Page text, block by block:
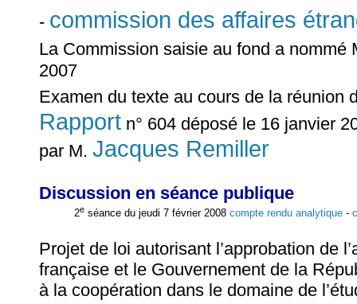
- commission des affaires
La Commission saisie au fond a nommé
2007
Examen du texte au cours de la réunion
Rapport n° 604 déposé le 16 janvier
par M. Jacques Remiller
Discussion en séance publique
2e séance du jeudi 7 février 2008compte rendu analytique -
Projet de loi autorisant l’approbation de
française et le Gouvernement de la
à la coopération dans le domaine de